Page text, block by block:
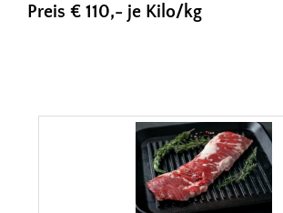
Preis € 110,- je Kilo/kg